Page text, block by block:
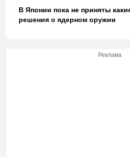
В Японии пока не приняты
решения о ядерном оружии
Реклама